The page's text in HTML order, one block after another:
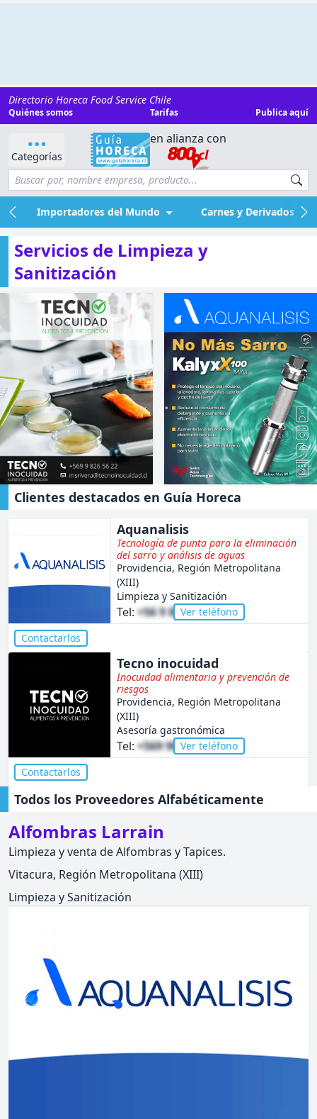
Directorio Horeca Food Service Chile
Quiénes somos Tarifas Publica aquí
Categorías
en alianza con
Importadores del Mundo Carnes y Derivados
Servicios de Limpieza y
Sanitización
Tecno
inocuidad
Aquanalisis
Clientes destacados en Guía Horeca
Aquanalisis
Tecnología de punta para la eliminación
del sarro y análisis de aguas
Providencia, Región Metropolitana
(XIII)
Limpieza y Sanitización
Tel: +56 9 8682 5799
Ver teléfono
Contactarlos
Tecno inocuidad
Inocuidad alimentaria y prevención de
riesgos
Providencia, Región Metropolitana
(XIII)
Asesoría gastronómica
Tel: +569 9826 5622
Ver teléfono
Contactarlos
Todos los Proveedores Alfabéticamente
Alfombras Larrain
Limpieza y venta de Alfombras y Tapices.
Vitacura, Región Metropolitana (XIII)
Limpieza y Sanitización